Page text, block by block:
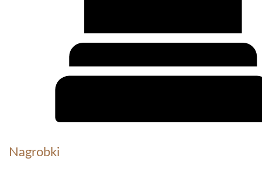
Nagrobki